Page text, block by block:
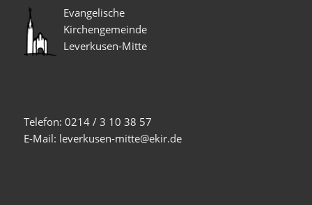
Evangelische
Kirchengemeinde
Leverkusen-Mitte
Telefon: 0214 / 3 10 38 57
E-Mail: leverkusen-mitte@ekir.de